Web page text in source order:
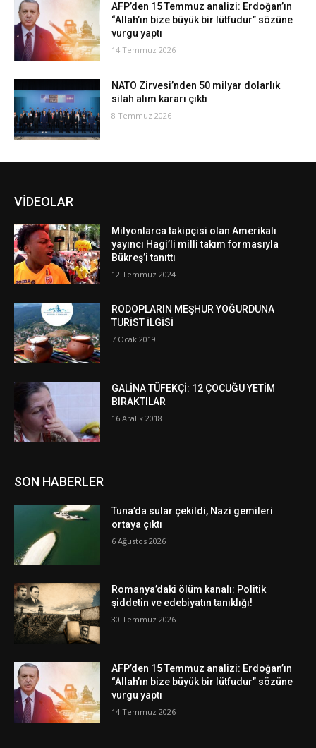
AFP’den 15 Temmuz analizi: Erdoğan’ın
“Allah’ın bize büyük bir lütfudur” sözüne
vurgu yaptı
14 Temmuz 2026
NATO Zirvesi’nden 50 milyar dolarlık
silah alım kararı çıktı
8 Temmuz 2026
VİDEOLAR
Milyonlarca takipçisi olan Amerikalı
yayıncı Hagi’li milli takım formasıyla
Bükreş’i tanıttı
12 Temmuz 2024
RODOPLARIN MEŞHUR YOĞURDUNA
TURİST İLGİSİ
7 Ocak 2019
GALİNA TÜFEKÇİ: 12 ÇOCUĞU YETİM
BIRAKTILAR
16 Aralık 2018
SON HABERLER
Tuna’da sular çekildi, Nazi gemileri
ortaya çıktı
6 Ağustos 2026
Romanya’daki ölüm kanalı: Politik
şiddetin ve edebiyatın tanıklığı!
30 Temmuz 2026
AFP’den 15 Temmuz analizi: Erdoğan’ın
“Allah’ın bize büyük bir lütfudur” sözüne
vurgu yaptı
14 Temmuz 2026